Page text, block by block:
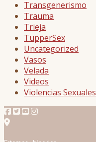
Transgenerismo
Trauma
Trieja
TupperSex
Uncategorized
Vasos
Velada
Videos
Violencias Sexuales